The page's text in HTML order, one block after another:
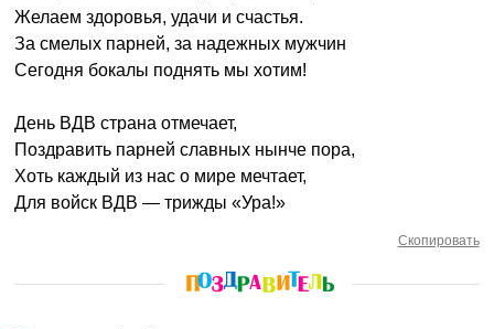
Желаем здоровья, удачи и счастья.
За смелых парней, за надежных мужчин
Сегодня бокалы поднять мы хотим!
День ВДВ страна отмечает,
Поздравить парней славных нынче пора,
Хоть каждый из нас о мире мечтает,
Для войск ВДВ — трижды «Ура!»
Скопировать